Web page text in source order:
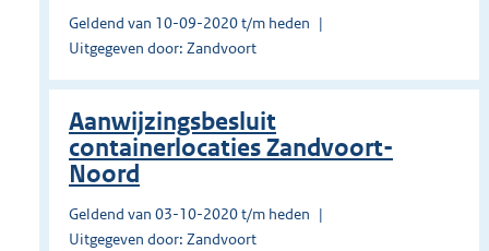
Geldend van 10-09-2020 t/m heden
Uitgegeven door: Zandvoort
Aanwijzingsbesluit
containerlocaties Zandvoort-
Noord
Geldend van 03-10-2020 t/m heden
Uitgegeven door: Zandvoort